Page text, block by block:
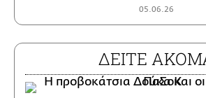
05.06.26
ΔΕΙΤΕ